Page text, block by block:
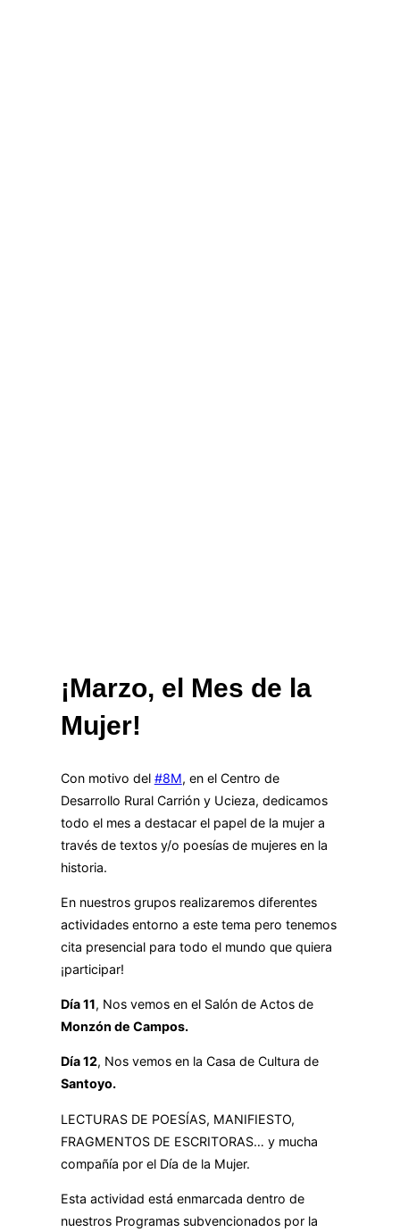
¡Marzo, el Mes de la
Mujer!
Con motivo del #8M, en el Centro de
Desarrollo Rural Carrión y Ucieza, dedicamos
todo el mes a destacar el papel de la mujer a
través de textos y/o poesías de mujeres en la
historia.
En nuestros grupos realizaremos diferentes
actividades entorno a este tema pero tenemos
cita presencial para todo el mundo que quiera
¡participar!
Día 11, Nos vemos en el Salón de Actos de
Monzón de Campos.
Día 12, Nos vemos en la Casa de Cultura de
Santoyo.
LECTURAS DE POESÍAS, MANIFIESTO,
FRAGMENTOS DE ESCRITORAS… y mucha
compañía por el Día de la Mujer.
Esta actividad está enmarcada dentro de
nuestros Programas subvencionados por la